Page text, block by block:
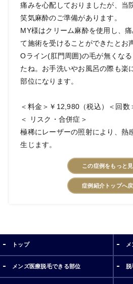
痛みを心配しておりましたが、当
笑気麻酔のご準備があります。
MY様はクリーム麻酔を使用し、
て施術を受けることができたとお
Oライン(肛門周囲)の毛が無くな
たね。お手洗いやお風呂の際も楽
部位になります。
＜料金＞￥12,980（税込）＜回数
＜ リスク・合併症＞
極稀にレーザーの照射により、熱
生じます。
この症例をもっと
症例紹介トップへ
トップ
メンズ医療脱毛できる部位